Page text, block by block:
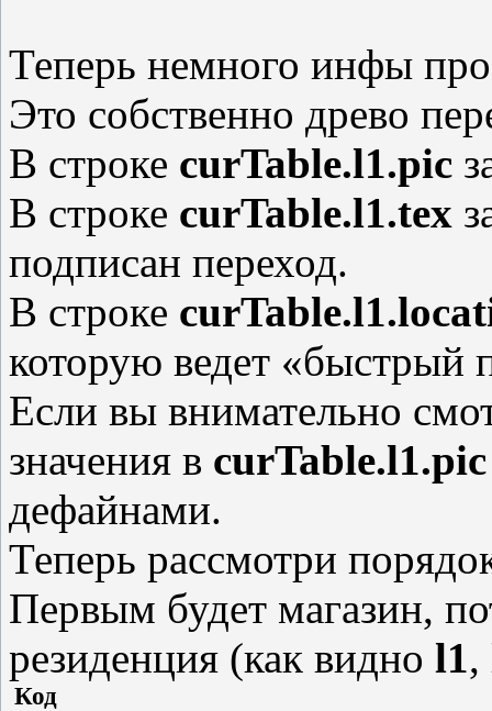
Теперь немного инфы
Это собственно древо
В строке curTable.l1.pic
В строке curTable.l1.tex
подписан переход.
В строке
которую ведет «быстрый
Если вы внимательно
значения в curTable.l1.pic
дефайнами.
Теперь рассмотри
Первым будет магазин,
резиденция (как видно l1,
Код